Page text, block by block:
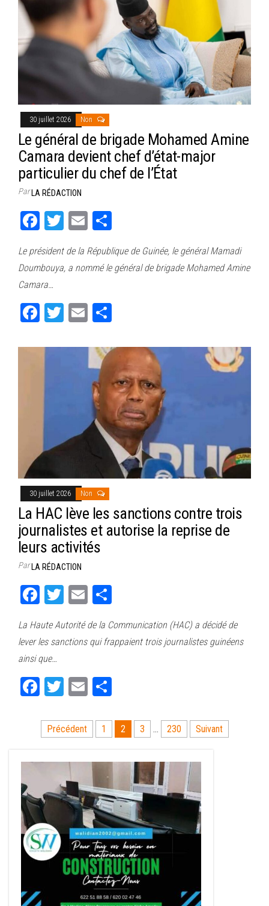
30 juillet 2026 Non
Le général de brigade Mohamed Amine
Camara devient chef d’état-major
particulier du chef de l’État
ParLA RÉDACTION
Fa
bo
ok
T
tt
er
E
ail ag
er
Le président de la République de Guinée, le général Mamadi
Doumbouya, a nommé le général de brigade Mohamed Amine
Camara…
Fa
bo
T
tt
E
ail ag
er
30 juillet 2026 Non
La HAC lève les sanctions contre trois
journalistes et autorise la reprise de
leurs activités
ParLA RÉDACTION
Fa
bo
ok
T
tt
er
E
ail ag
er
La Haute Autorité de la Communication (HAC) a décidé de
lever les sanctions qui frappaient trois journalistes guinéens
ainsi que…
Fa
bo
ok
T
tt
er
E
ail ag
er
Pagination
publications
Précédent 1 2 3 … 230 Suivant